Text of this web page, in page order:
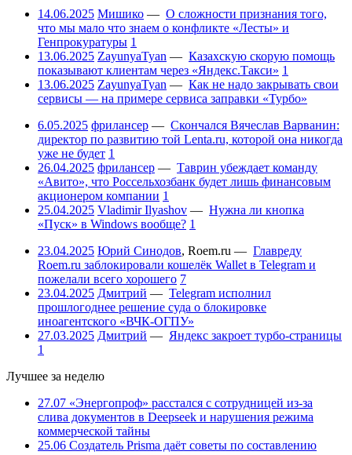
14.06.2025 Мишико — О сложности признания того,
что мы мало что знаем о конфликте «Лесты» и
Генпрокуратуры 1
13.06.2025 ZayunyaTyan — Казахскую скорую помощь
показывают клиентам через «Яндекс.Такси» 1
13.06.2025 ZayunyaTyan — Как не надо закрывать свои
сервисы — на примере сервиса заправки «Турбо»
6.05.2025 фрилансер — Скончался Вячеслав Варванин:
директор по развитию той Lenta.ru, которой она никогда
уже не будет 1
26.04.2025 фрилансер — Таврин убеждает команду
«Авито», что Россельхозбанк будет лишь финансовым
акционером компании 1
25.04.2025 Vladimir Ilyashov — Нужна ли кнопка
«Пуск» в Windows вообще? 1
23.04.2025 Юрий Синодов, Roem.ru — Главреду
Roem.ru заблокировали кошелёк Wallet в Telegram и
пожелали всего хорошего 7
23.04.2025 Дмитрий — Telegram исполнил
прошлогоднее решение суда о блокировке
иноагентского «ВЧК-ОГПУ»
27.03.2025 Дмитрий — Яндекс закроет турбо-страницы
1
Лучшее за неделю
27.07 «Энергопроф» расстался с сотрудницей из-за
слива документов в Deepseek и нарушения режима
коммерческой тайны
25.06 Создатель Prisma даёт советы по составлению